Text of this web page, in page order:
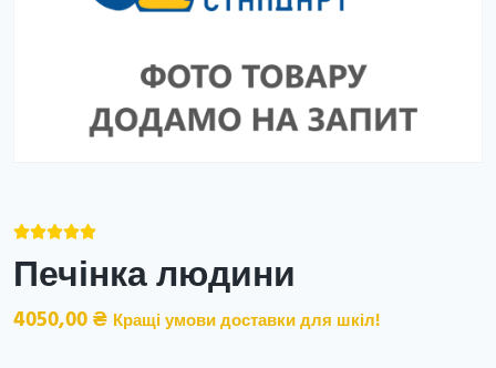

Печінка людини
4050,00₴ Кращі умови доставки для шкіл!